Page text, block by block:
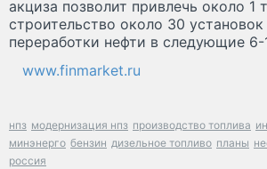
акциза позволит привлечь около 1
строительство около 30 установок
переработки нефти в следующие 6-
www.finmarket.ru
нпз модернизация нпз производство топлива
минэнерго бензин дизельное топливо планы
россия